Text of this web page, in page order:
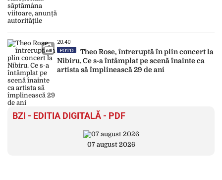
20:40
FOTO
Theo Rose, întreruptă în plin concert la
Nibiru. Ce s-a întâmplat pe scenă înainte ca
artista să împlinească 29 de ani
BZI - EDITIA DIGITALĂ - PDF
07 august 2026